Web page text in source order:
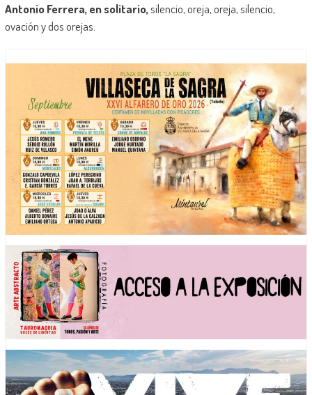
Antonio Ferrera, en solitario,silencio, oreja, oreja, silencio,
ovación y dos orejas.